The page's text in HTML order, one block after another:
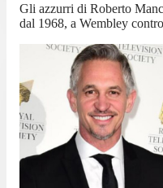
Gli azzurri di Roberto
dal 1968, a Wembley